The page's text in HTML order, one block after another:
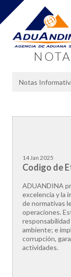
14 Jan 2025
Codigo de
ADUANDINA
excelencia y la
de normativas
operaciones.
ambiente; e
corrupción,
actividades.